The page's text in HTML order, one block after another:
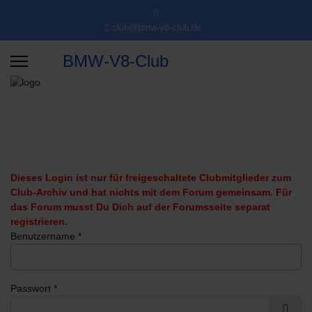
club@bmw-v8-club.de
BMW-V8-Club
Dieses Login ist nur für freigeschaltete Clubmitglieder zum
Club-Archiv und hat nichts mit dem Forum gemeinsam. Für
das Forum musst Du Dich auf der Forumsseite separat
registrieren.
Benutzername *
Passwort *